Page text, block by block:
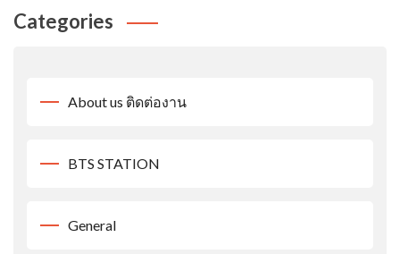
Categories
About us ติดต่องาน
BTS STATION
General